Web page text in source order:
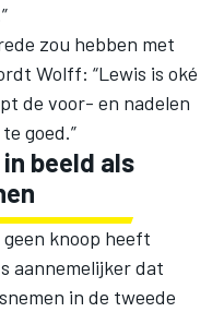
zou hebben met
Wolff: “Lewis is oké
de voor- en nadelen
goed.”
beeld als
knoop heeft
aannemelijkerdat
in de tweede